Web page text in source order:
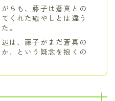
らも、藤子は蒼真との
くれた癒やしとは違う
。
は、藤子がまだ蒼真の
、という疑念を抱くの